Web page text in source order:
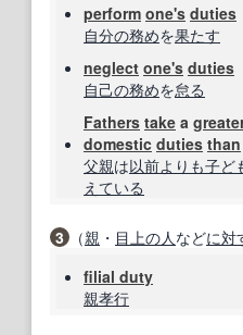
perform one's duties
自分の務めを果たす
neglect one's duties
自己の務めを怠る
Fathers take a
domestic duties than
父親は以前よりも子ど
えている
3 （親 ・ 目上の人 などに対
filial duty
親孝行